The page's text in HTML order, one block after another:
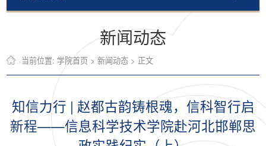
新闻动态
当前位置:学院首页 >新闻动态 > 正文
知信力行 | 赵都古韵铸根魂，信科智行启
新程——信息科学技术学院赴河北邯郸思